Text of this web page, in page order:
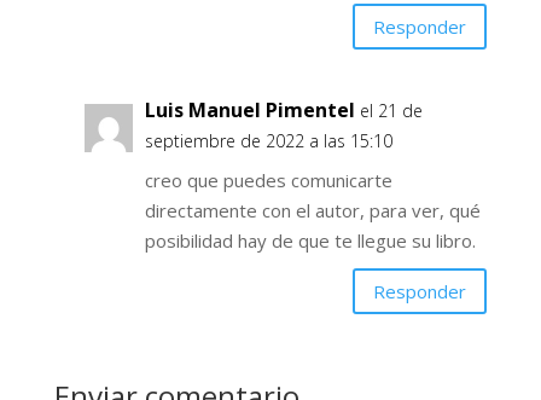
Responder
Luis Manuel Pimentel el 21 de
septiembre de 2022 a las 15:10
creo que puedes comunicarte
directamente con el autor, para ver, qué
posibilidad hay de que te llegue su libro.
Responder